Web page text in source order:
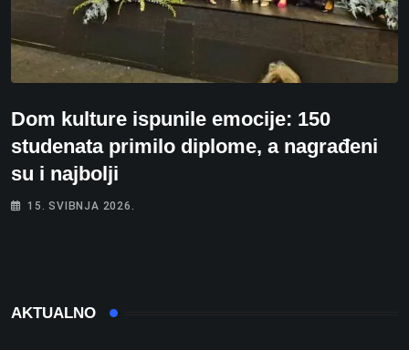
Dom kulture ispunile emocije: 150
studenata primilo diplome, a nagrađeni
su i najbolji
15. SVIBNJA 2026.
AKTUALNO